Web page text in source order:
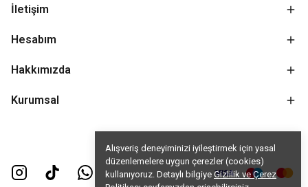
Alışveriş deneyiminizi iyileştirmek için yasal
düzenlemelere uygun çerezler (cookies)
kullanıyoruz. Detaylı bilgiye Gizlilik ve Çerez
İletişim
Hesabım
Hakkımızda
Kurumsal